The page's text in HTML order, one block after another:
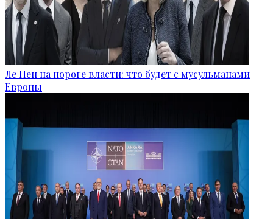
Ле Пен на пороге власти: что будет с мусульманами
Европы